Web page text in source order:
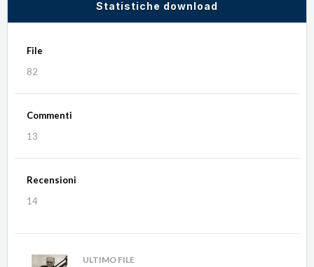
Statistiche download
File
82
Commenti
13
Recensioni
14
ULTIMO FILE